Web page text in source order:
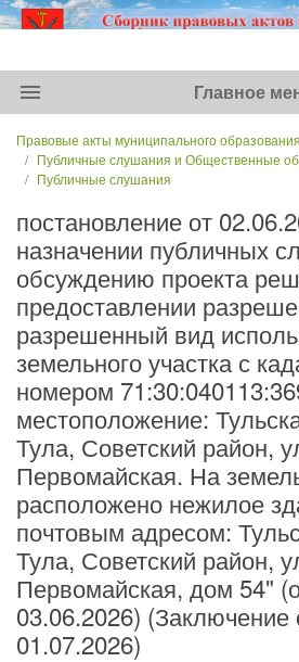
menu Главное
Правовые акты муниципального
Публичные слушания и Общественные
Публичные слушания
постановление от
назначении публичных
обсуждению проекта
предоставлении
разрешенный вид
земельного участка с
номером
местоположение:
Тула, Советский район,
Первомайская. На
расположено нежилое
почтовым адресом:
Тула, Советский район,
Первомайская, дом 54"
03.06.2026) (Заключение
01.07.2026)